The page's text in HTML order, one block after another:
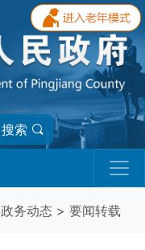
搜索
政务动态 > 要闻转载